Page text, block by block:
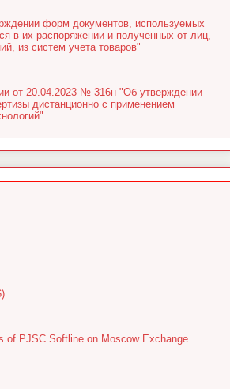
форм документов, используемых
в их распоряжении и полученных от лиц,
из систем учета товаров"
от 20.04.2023 № 316н "Об утверждении
дистанционно с применением
of PJSC Softline on Moscow Exchange